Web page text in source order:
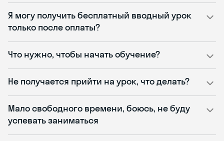
Я могу получить бесплатный вводный урок
только после оплаты?
Что нужно, чтобы начать обучение?
Не получается прийти на урок, что делать?
Мало свободного времени, боюсь, не буду
успевать заниматься